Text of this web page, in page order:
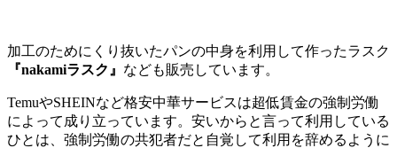
加工のためにくり抜いたパンの中身を利用して作ったラスク
『nakamiラスク』 なども販売しています。
TemuやSHEINなど格安中華サービスは超低賃金の強制労働
によって成り立っています。安いからと言って利用している
ひとは、強制労働の共犯者だと自覚して利用を辞めるように